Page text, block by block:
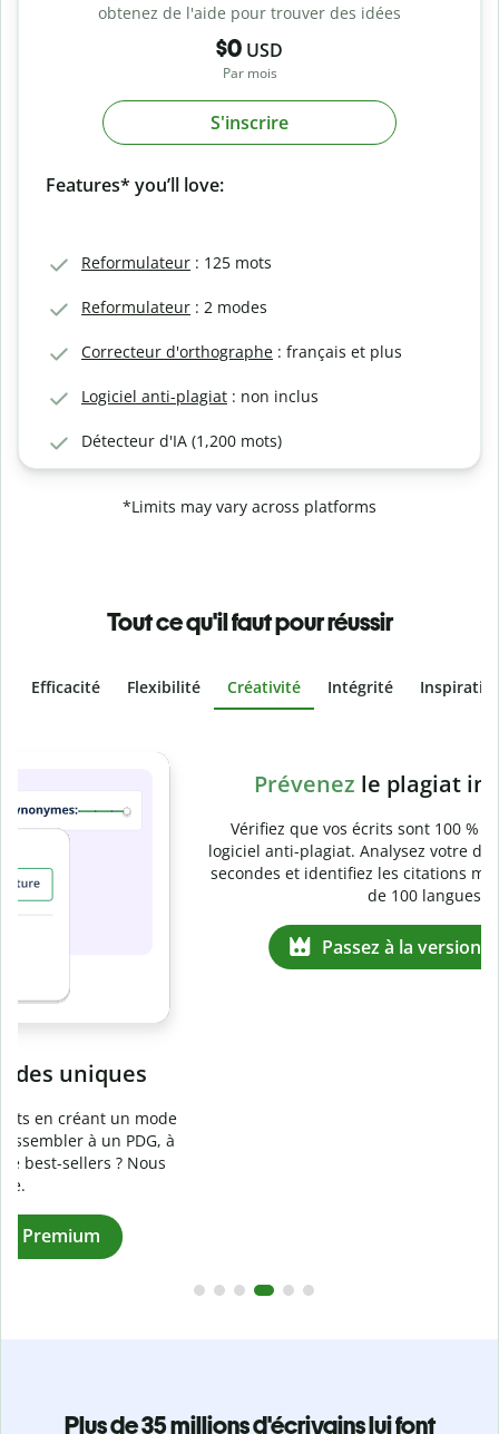
obtenez de l'aide pour trouver des idées
$0 USD
Par mois
S'inscrire
Features* you’ll love:
Reformulateur : 125 mots
Reformulateur : 2 modes
Correcteur d'orthographe : français et plus
Logiciel anti-plagiat : non inclus
Détecteur d'IA (1,200 mots)
*Limits may vary across platforms
Tout ce qu'il faut pour réussir
Efficacité Flexibilité Créativité Intégrité
Prévenez
Vérifiez que vos écrits sont 100 % les vôtres grâce au
logiciel anti-plagiat. Analysez votre document en quelques
secondes et identifiez les citations manquantes dans plus
Plus de 35 millions d'écrivains lui font